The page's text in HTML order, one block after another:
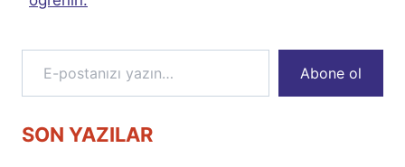
E-postanızı yazın…
Abone ol
SON YAZILAR